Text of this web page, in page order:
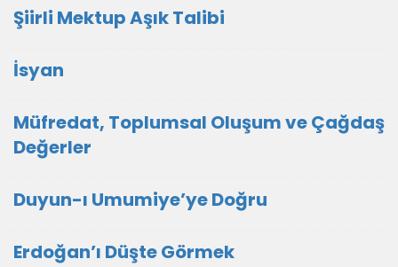
Şiirli Mektup Aşık Talibi
İsyan
Müfredat, Toplumsal Oluşum ve Çağdaş
Değerler
Duyun-ı Umumiye’ye Doğru
Erdoğan’ı Düşte Görmek